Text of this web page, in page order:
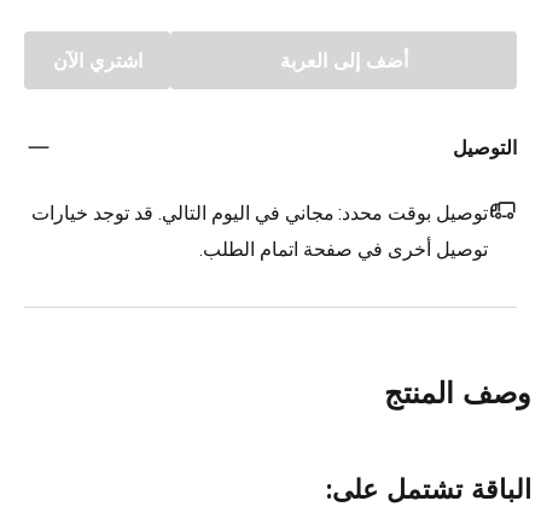
أضف إلى العربة اشتري الآن
التوصيل
توصيل بوقت محدد: مجاني في اليوم التالي. قد توجد خيارات
توصيل أخرى في صفحة اتمام الطلب.
وصف المنتج
الباقة تشتمل على: